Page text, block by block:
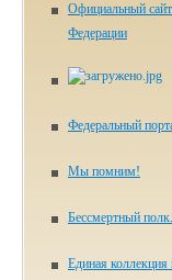
Официальный
Федерации
Федеральный
Мы помним!
Бессмертный
Единая